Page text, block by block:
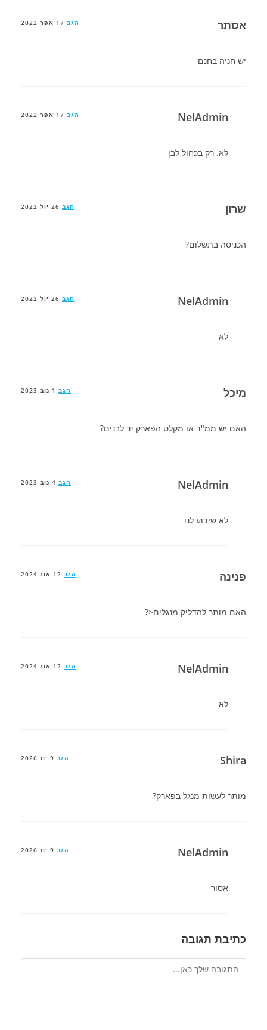
אסתר הגב 17 אפר 2022
יש חניה בחנם
NelAdmin הגב 17 אפר 2022
לא. רק בכחול לבן
שרון הגב 26 יול 2022
הכניסה בתשלום?
NelAdmin הגב 26 יול 2022
לא
מיכל הגב 1 נוב 2023
האם יש ממ"ד או מקלט הפארק יד לבנים?
NelAdmin הגב 4 נוב 2023
לא שידוע לנו
פנינה הגב 12 אוג 2024
האם מותר להדליק מנגלים<?
NelAdmin הגב 12 אוג 2024
לא
Shira הגב 9 יונ 2026
מותר לעשות מנגל בפארק?
NelAdmin הגב 9 יונ 2026
אסור
כתיבת תגובה